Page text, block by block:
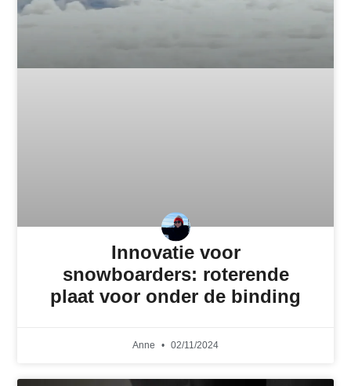
Innovatie voor
snowboarders: roterende
plaat voor onder de binding
Anne 02/11/2024